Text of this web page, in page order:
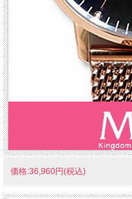
価格:36,960円(税込)